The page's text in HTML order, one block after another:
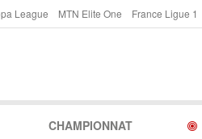
League MTN Elite One France Ligue 1
CHAMPIONNAT